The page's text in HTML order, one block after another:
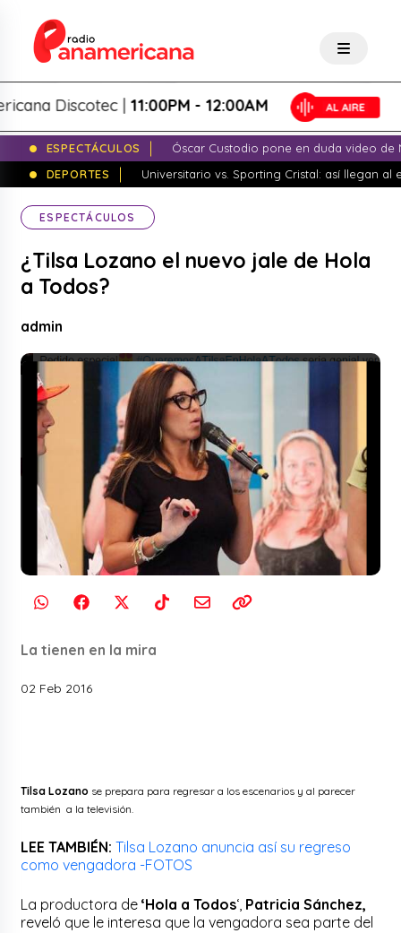
Discotec |11:00PM - 12:00AM
ESPECTÁCULOS
Óscar Custodio pone en duda video de
DEPORTES
Universitario vs. Sporting Cristal: así llegan al
ESPECTÁCULOS
¿Tilsa Lozano el nuevo jale de Hola
a Todos?
admin
La tienen en la mira
02 Feb 2016
Tilsa Lozano se prepara para regresar a los escenarios y al parecer
también a la televisión.
LEE TAMBIÉN: Tilsa Lozano anuncia así su regreso
como vengadora -FOTOS
La productora de‘Hola a Todos‘, Patricia Sánchez,
reveló que le interesa que la vengadora sea parte del